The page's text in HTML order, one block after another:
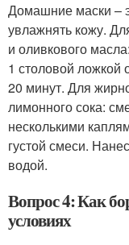
Домашние маски –
увлажнять кожу.
и оливкового
1 столовой ложкой
20 минут. Для
лимонного сока:
несколькими
густой смеси.
водой.
Вопрос 4: Как
условиях